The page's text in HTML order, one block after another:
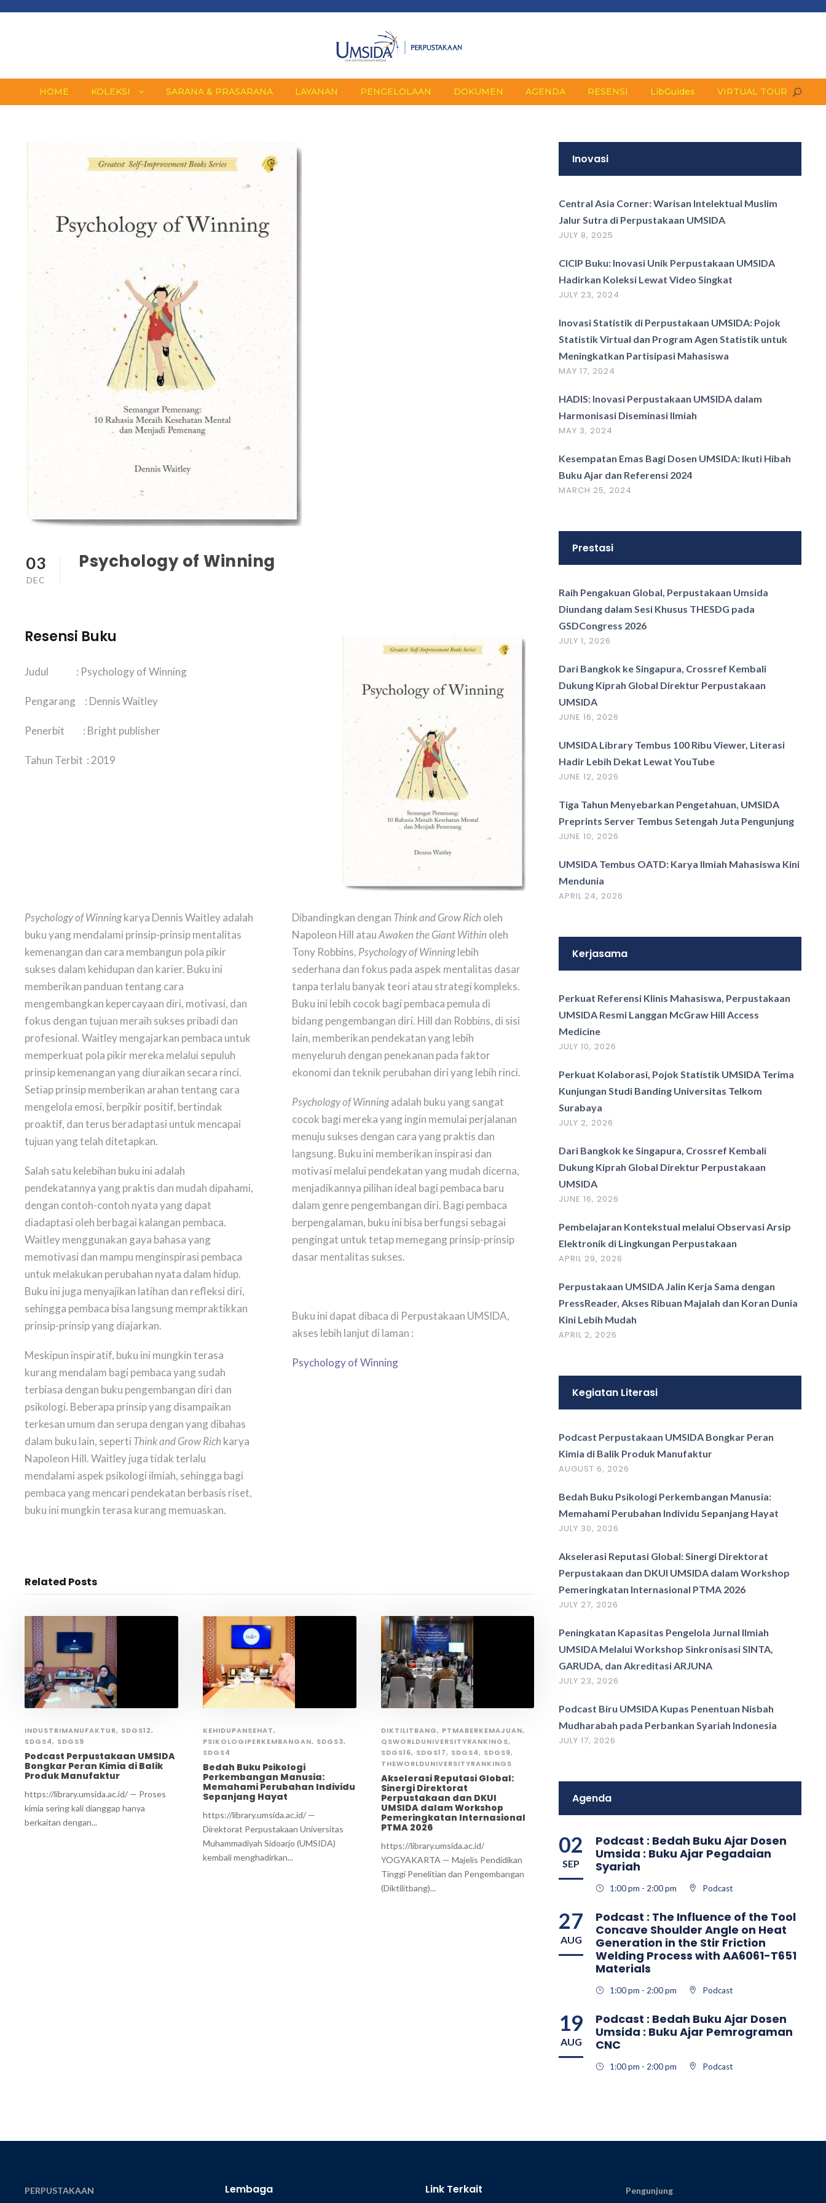
HOME KOLEKSI SARANA & PRASARANA LAYANAN PENGELOLAAN DOKUMEN AGENDA RESENSI LibGuides VIRTUAL TOUR
03
DEC
Psychology of Winning
Resensi Buku
Judul : Psychology of Winning
Pengarang : Dennis Waitley
Penerbit : Bright publisher
Tahun Terbit : 2019
Psychology of Winningkarya Dennis Waitley adalah
buku yang mendalami prinsip-prinsip mentalitas
kemenangan dan cara membangun pola pikir
sukses dalam kehidupan dan karier. Buku ini
memberikan panduan tentang cara
mengembangkan kepercayaan diri, motivasi, dan
fokus dengan tujuan meraih sukses pribadi dan
profesional. Waitley mengajarkan pembaca untuk
memperkuat pola pikir mereka melalui sepuluh
prinsip kemenangan yang diuraikan secara rinci.
Setiap prinsip memberikan arahan tentang cara
mengelola emosi, berpikir positif, bertindak
proaktif, dan terus beradaptasi untuk mencapai
tujuan yang telah ditetapkan.
Salah satu kelebihan buku ini adalah
pendekatannya yang praktis dan mudah dipahami,
dengan contoh-contoh nyata yang dapat
diadaptasi oleh berbagai kalangan pembaca.
Waitley menggunakan gaya bahasa yang
memotivasi dan mampu menginspirasi pembaca
untuk melakukan perubahan nyata dalam hidup.
Buku ini juga menyajikan latihan dan refleksi diri,
sehingga pembaca bisa langsung mempraktikkan
prinsip-prinsip yang diajarkan.
Meskipun inspiratif, buku ini mungkin terasa
kurang mendalam bagi pembaca yang sudah
terbiasa dengan buku pengembangan diri dan
psikologi. Beberapa prinsip yang disampaikan
terkesan umum dan serupa dengan yang dibahas
dalam buku lain, seperti Think and Grow Rich karya
Napoleon Hill. Waitley juga tidak terlalu
mendalami aspek psikologi ilmiah, sehingga bagi
pembaca yang mencari pendekatan berbasis riset,
buku ini mungkin terasa kurang memuaskan.
Dibandingkan dengan Think and Grow Rich oleh
Napoleon Hill atauAwaken the Giant Within oleh
Tony Robbins, Psychology of Winninglebih
sederhana dan fokus pada aspek mentalitas dasar
tanpa terlalu banyak teori atau strategi kompleks.
Buku ini lebih cocok bagi pembaca pemula di
bidang pengembangan diri. Hill dan Robbins, di sisi
lain, memberikan pendekatan yang lebih
menyeluruh dengan penekanan pada faktor
ekonomi dan teknik perubahan diri yang lebih rinci.
Psychology of Winningadalah buku yang sangat
cocok bagi mereka yang ingin memulai perjalanan
menuju sukses dengan cara yang praktis dan
langsung. Buku ini memberikan inspirasi dan
motivasi melalui pendekatan yang mudah dicerna,
menjadikannya pilihan ideal bagi pembaca baru
dalam genre pengembangan diri. Bagi pembaca
berpengalaman, buku ini bisa berfungsi sebagai
pengingat untuk tetap memegang prinsip-prinsip
dasar mentalitas sukses.
Buku ini dapat dibaca di Perpustakaan UMSIDA,
akses lebih lanjut di laman :
Psychology of Winning
Related Posts
INDUSTRIMANUFAKTUR, SDGS12,
SDGS4, SDGS9
Podcast Perpustakaan UMSIDA
Bongkar Peran Kimia di Balik
Produk Manufaktur
https://library.umsida.ac.id/ — Proses
kimia sering kali dianggap hanya
berkaitan dengan...
KEHIDUPANSEHAT,
PSIKOLOGIPERKEMBANGAN, SDGS3,
SDGS4
Bedah Buku Psikologi
Perkembangan Manusia:
Memahami Perubahan Individu
Sepanjang Hayat
https://library.umsida.ac.id/ —
Direktorat Perpustakaan Universitas
Muhammadiyah Sidoarjo (UMSIDA)
kembali menghadirkan...
DIKTILITBANG, PTMABERKEMAJUAN,
QSWORLDUNIVERSITYRANKINGS,
SDGS16, SDGS17, SDGS4, SDGS9,
THEWORLDUNIVERSITYRANKINGS
Akselerasi Reputasi Global:
Sinergi Direktorat
Perpustakaan dan DKUI
UMSIDA dalam Workshop
Pemeringkatan Internasional
PTMA 2026
https://library.umsida.ac.id/
YOGYAKARTA — Majelis Pendidikan
Tinggi Penelitian dan Pengembangan
(Diktilitbang)...
Inovasi
Central Asia Corner: Warisan Intelektual Muslim
Jalur Sutra di Perpustakaan UMSIDA
JULY 8, 2025
CICIP Buku: Inovasi Unik Perpustakaan UMSIDA
Hadirkan Koleksi Lewat Video Singkat
JULY 23, 2024
Inovasi Statistik di Perpustakaan UMSIDA: Pojok
Statistik Virtual dan Program Agen Statistik untuk
Meningkatkan Partisipasi Mahasiswa
MAY 17, 2024
HADIS: Inovasi Perpustakaan UMSIDA dalam
Harmonisasi Diseminasi Ilmiah
MAY 3, 2024
Kesempatan Emas Bagi Dosen UMSIDA: Ikuti Hibah
Buku Ajar dan Referensi 2024
MARCH 25, 2024
Prestasi
Raih Pengakuan Global, Perpustakaan Umsida
Diundang dalam Sesi Khusus THESDG pada
GSDCongress 2026
JULY 1, 2026
Dari Bangkok ke Singapura, Crossref Kembali
Dukung Kiprah Global Direktur Perpustakaan
UMSIDA
JUNE 16, 2026
UMSIDA Library Tembus 100 Ribu Viewer, Literasi
Hadir Lebih Dekat Lewat YouTube
JUNE 12, 2026
Tiga Tahun Menyebarkan Pengetahuan, UMSIDA
Preprints Server Tembus Setengah Juta Pengunjung
JUNE 10, 2026
UMSIDA Tembus OATD: Karya Ilmiah Mahasiswa Kini
Mendunia
APRIL 24, 2026
Kerjasama
Perkuat Referensi Klinis Mahasiswa, Perpustakaan
UMSIDA Resmi Langgan McGraw Hill Access
Medicine
JULY 10, 2026
Perkuat Kolaborasi, Pojok Statistik UMSIDA Terima
Kunjungan Studi Banding Universitas Telkom
Surabaya
JULY 2, 2026
Dari Bangkok ke Singapura, Crossref Kembali
Dukung Kiprah Global Direktur Perpustakaan
UMSIDA
JUNE 16, 2026
Pembelajaran Kontekstual melalui Observasi Arsip
Elektronik di Lingkungan Perpustakaan
APRIL 29, 2026
Perpustakaan UMSIDA Jalin Kerja Sama dengan
PressReader, Akses Ribuan Majalah dan Koran Dunia
Kini Lebih Mudah
APRIL 2, 2026
Kegiatan Literasi
Podcast Perpustakaan UMSIDA Bongkar Peran
Kimia di Balik Produk Manufaktur
AUGUST 6, 2026
Bedah Buku Psikologi Perkembangan Manusia:
Memahami Perubahan Individu Sepanjang Hayat
JULY 30, 2026
Akselerasi Reputasi Global: Sinergi Direktorat
Perpustakaan dan DKUI UMSIDA dalam Workshop
Pemeringkatan Internasional PTMA 2026
JULY 27, 2026
Peningkatan Kapasitas Pengelola Jurnal Ilmiah
UMSIDA Melalui Workshop Sinkronisasi SINTA,
GARUDA, dan Akreditasi ARJUNA
JULY 23, 2026
Podcast Biru UMSIDA Kupas Penentuan Nisbah
Mudharabah pada Perbankan Syariah Indonesia
JULY 17, 2026
Agenda
02
SEP
Podcast : Bedah Buku Ajar Dosen
Umsida : Buku Ajar Pegadaian
Syariah
1:00 pm - 2:00 pm Podcast
27
AUG
Podcast : The Influence of the Tool
Concave Shoulder Angle on Heat
Generation in the Stir Friction
Welding Process with AA6061-T651
Materials
1:00 pm - 2:00 pm Podcast
19
AUG
Podcast : Bedah Buku Ajar Dosen
Umsida : Buku Ajar Pemrograman
CNC
1:00 pm - 2:00 pm Podcast
PERPUSTAKAAN Lembaga Link Terkait Pengunjung